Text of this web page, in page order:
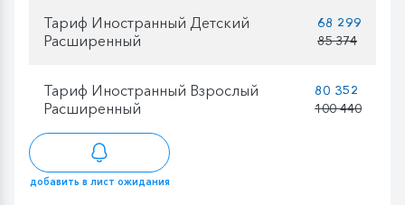
Тариф Иностранный Детский
Расширенный
68 299
85 374
Тариф Иностранный Взрослый
Расширенный
80 352
100 440
добавить в лист ожидания